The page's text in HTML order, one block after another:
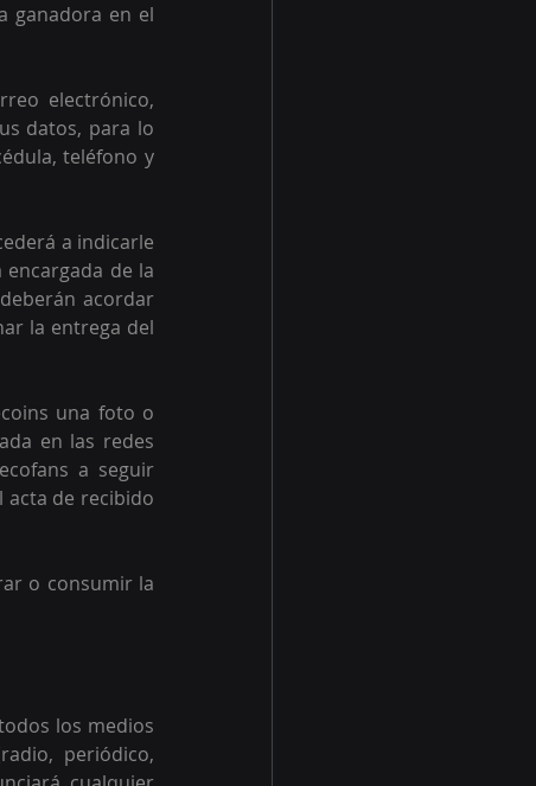
ganadora en el
electrónico,
datos, para lo
teléfono y
a indicarle
de la
acordar
la entrega del
una foto o
en las redes
a seguir
acta de recibido
o consumir la
los medios
periódico,